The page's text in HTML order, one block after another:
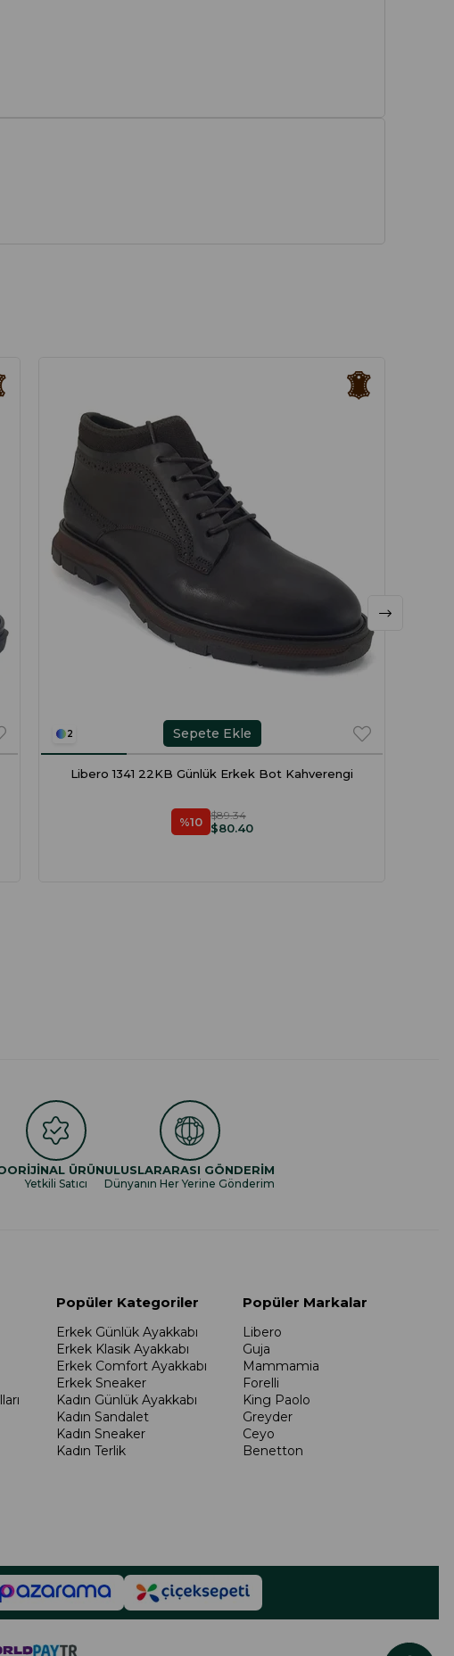
2
Libero 1341 22KB Günlük Erkek Bot Kahverengi
%10 $80.40
$89.34
Sepete Ekle
ORİJİNAL ÜRÜN
Yetkili Satıcı
ULUSLARARASI GÖNDERİM
Dünyanın Her Yerine Gönderim
Popüler Kategoriler
Erkek Günlük Ayakkabı
Erkek Klasik Ayakkabı
Erkek Comfort Ayakkabı
Erkek Sneaker
Kadın Günlük Ayakkabı
Kadın Sandalet
Kadın Sneaker
Kadın Terlik
Popüler Markalar
Libero
Guja
Mammamia
Forelli
King Paolo
Greyder
Ceyo
Benetton